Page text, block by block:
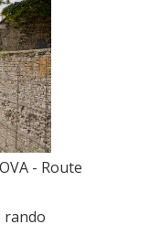
- Route
rando